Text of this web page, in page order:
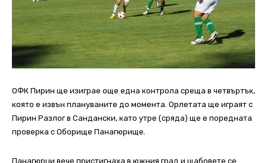
ОФК Пирин ще изиграе още една контрола среща в четвъртък,
която е извън плануваните до момента. Орлетата ще играят с
Пирин Разлог в Сандански, като утре (сряда) ще е поредната
проверка с Оборище Панагюрище.
Панагюрци вече пристигнаха в южния град и щабовете се